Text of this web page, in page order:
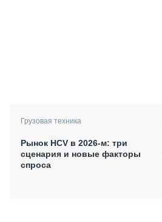
Грузовая техника
Рынок HCV в 2026-м: три
сценария и новые факторы
спроса